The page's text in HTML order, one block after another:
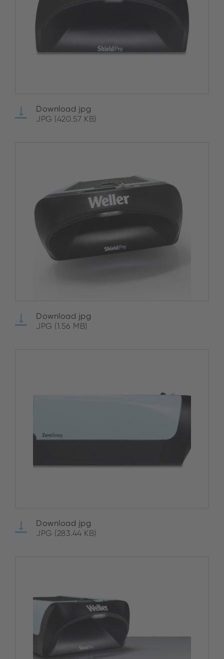
Download jpg
JPG (420.57 KB)
Download jpg
JPG (1.56 MB)
Download jpg
JPG (283.44 KB)